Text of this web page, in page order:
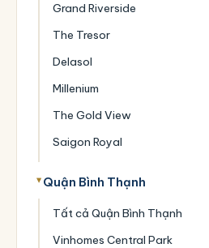
Grand Riverside
The Tresor
Delasol
Millenium
The Gold View
Saigon Royal
Quận Bình Thạnh
Tất cả Quận Bình Thạnh
Vinhomes Central Park